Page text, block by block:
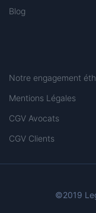
Blog
Notre engagement
Mentions Légales
CGV Avocats
CGV Clients
©2019